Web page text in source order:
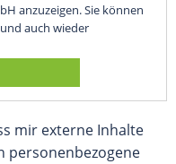
anzuzeigen. Sie können
auch wieder
mir externe Inhalte
personenbezogene